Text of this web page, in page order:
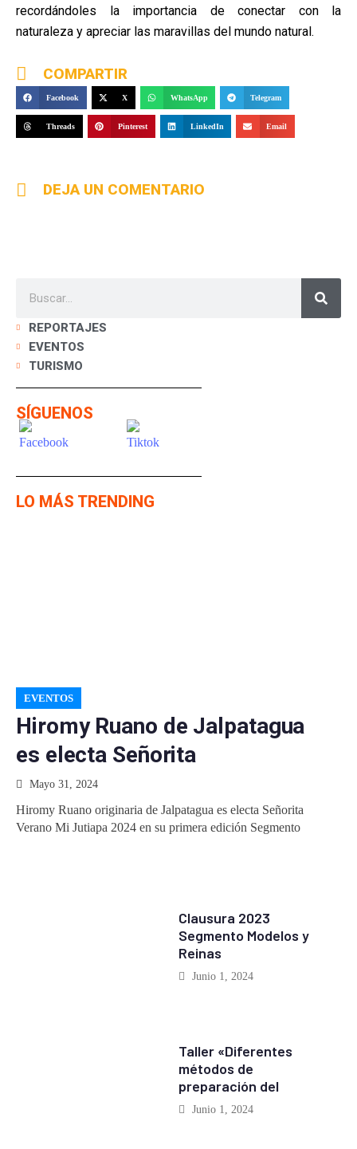
recordándoles la importancia de conectar con la
naturaleza y apreciar las maravillas del mundo natural.
COMPARTIR
Facebook X WhatsApp Telegram
Threads Pinterest LinkedIn Email
DEJA UN COMENTARIO
REPORTAJES
EVENTOS
TURISMO
SÍGUENOS
LO MÁS TRENDING
EVENTOS
Hiromy Ruano de Jalpatagua
es electa Señorita
Hiromy Ruano originaria de Jalpatagua es electa Señorita
Verano Mi Jutiapa 2024 en su primera edición Segmento
Mayo 31, 2024
Clausura 2023
Segmento Modelos y
Reinas
Junio 1, 2024
Taller «Diferentes
métodos de
preparación del
Junio 1, 2024